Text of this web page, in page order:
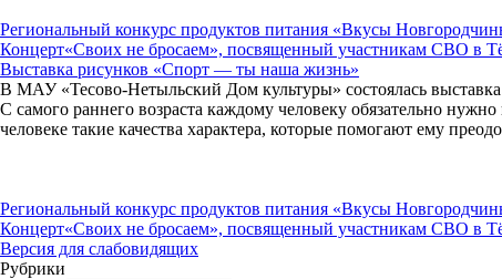
Региональный конкурс продуктов питания «Вкусы
Концерт«Своих не бросаем», посвященный участникам СВО в
Выставка рисунков «Спорт — ты наша жизнь»
В МАУ «Тесово-Нетыльский Дом культуры» состоялась
С самого раннего возраста каждому человеку обязательно
человеке такие качества характера, которые помогают ему
Региональный конкурс продуктов питания «Вкусы
Концерт«Своих не бросаем», посвященный участникам СВО в
Версия для слабовидящих
Рубрики